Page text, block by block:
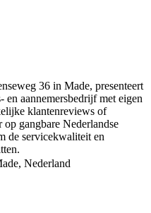
36 in Made, presenteert
en aannemersbedrijf met eigen
klantenreviews of
gangbare Nederlandse
de servicekwaliteit en
Nederland